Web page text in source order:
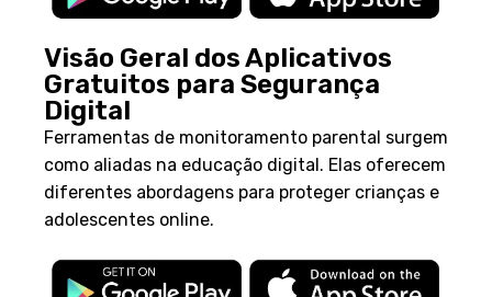
Visão Geral dos Aplicativos
Gratuitos para Segurança
Digital
Ferramentas de monitoramento parental surgem
como aliadas na educação digital. Elas oferecem
diferentes abordagens para proteger crianças e
adolescentes online.